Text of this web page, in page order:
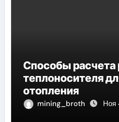
Способы расчета
теплоносителя
отопления
mining_broth Ноя